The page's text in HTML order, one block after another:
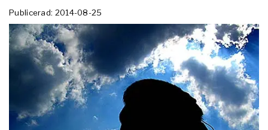
Publicerad: 2014-08-25